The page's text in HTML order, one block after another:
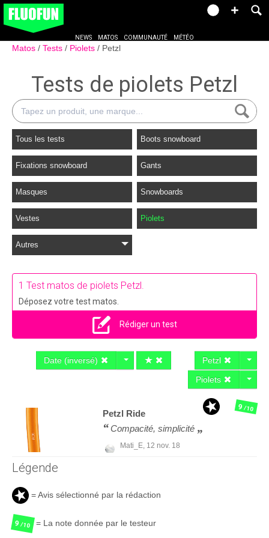
NEWS MATOS COMMUNAUTÉ MÉTÉO
Matos Tests Piolets Petzl
Tests de piolets Petzl
Tous les tests Boots snowboard
Fixations snowboard Gants
Masques Snowboards
Vestes Piolets
Autres
1 Test matos de piolets Petzl.
Déposez votre test matos.
Rédiger un test
Date (inversé)
Petzl
Piolets
Petzl Ride
Compacité, simplicité
Mati_E, 12 nov. 18
9/10
Légende
= Avis sélectionné par la rédaction
9/10 = La note donnée par le testeur